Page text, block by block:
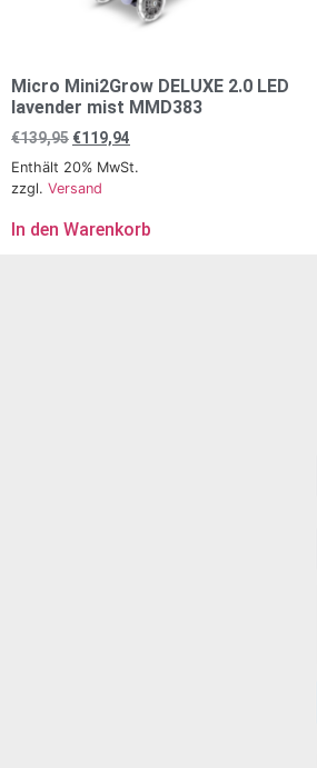
Micro Mini2Grow DELUXE 2.0 LED
lavender mist MMD383
€139,95 €119,94
Enthält 20% MwSt.
zzgl. Versand
In den Warenkorb